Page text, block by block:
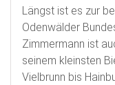
Längst ist es zur
Odenwälder
Zimmermann ist
seinem kleinsten
Vielbrunn bis